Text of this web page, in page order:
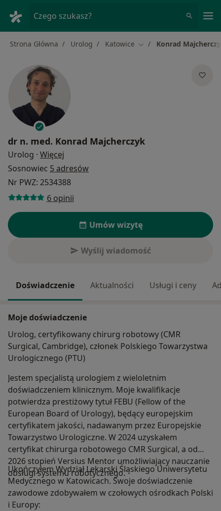
Czego szukasz?
Strona Główna Urolog Katowice Zmień miasto
Konrad
dr n. med. Konrad Majcherczyk
Urolog · Więcej
Sosnowiec 5 adresów
Nr PWZ: 2534388
6 opinii
Umów wizytę
Wyślij wiadomość
Doświadczenie Aktualności Usługi i ceny
Moje doświadczenie
Urolog, certyfikowany chirurg robotowy (CMR
Surgical, Cambridge), członek Polskiego Towarzystwa
Urologicznego (PTU)
Jestem specjalistą urologiem z wieloletnim
doświadczeniem klinicznym. Moje kwalifikacje
potwierdza prestiżowy tytuł FEBU (Fellow of the
European Board of Urology), będący europejskim
certyfikatem jakości, nadawanym przez Europejskie
Towarzystwo Urologiczne. W 2024 uzyskałem
certyfikat chirurga robotowego CMR Surgical, a od
2026 stopień Versius Mentor umożliwiający nauczanie
obsługi systemu robotycznego.
Ukończyłem Wydział Lekarski Śląskiego Uniwersytetu
Medycznego w Katowicach. Swoje doświadczenie
zawodowe zdobywałem w czołowych ośrodkach Polski
i Europy: